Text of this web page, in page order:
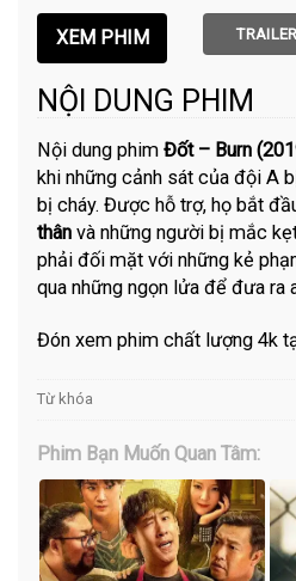
TRAILER
NỘI DUNG PHIM
Nội dung phimĐốt – Burn
khi những cảnh sát của đội A
bị cháy. Được hỗ trợ, họ bắt
thân và những người bị mắc
phải đối mặt với những kẻ
qua những ngọn lửa để đưa ra
Đón xem phim chất lượng 4k
Từ khóa
Phim Bạn Muốn Quan Tâm: